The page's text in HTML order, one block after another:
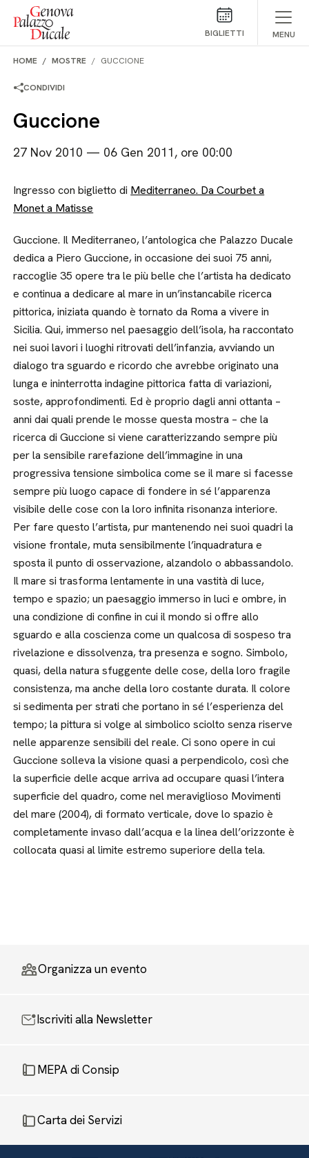
Salta al contenuto
BIGLIETTI MENU
HOME MOSTRE GUCCIONE
CONDIVIDI
Guccione
27 Nov 2010 — 06 Gen 2011, ore 00:00
Ingresso con biglietto di Mediterraneo. Da Courbet a
Monet a Matisse
Guccione. Il Mediterraneo, l’antologica che Palazzo Ducale
dedica a Piero Guccione, in occasione dei suoi 75 anni,
raccoglie 35 opere tra le più belle che l’artista ha dedicato
e continua a dedicare al mare in un’instancabile ricerca
pittorica, iniziata quando è tornato da Roma a vivere in
Sicilia. Qui, immerso nel paesaggio dell’isola, ha raccontato
nei suoi lavori i luoghi ritrovati dell’infanzia, avviando un
dialogo tra sguardo e ricordo che avrebbe originato una
lunga e ininterrotta indagine pittorica fatta di variazioni,
soste, approfondimenti. Ed è proprio dagli anni ottanta –
anni dai quali prende le mosse questa mostra – che la
ricerca di Guccione si viene caratterizzando sempre più
per la sensibile rarefazione dell’immagine in una
progressiva tensione simbolica come se il mare si facesse
sempre più luogo capace di fondere in sé l’apparenza
visibile delle cose con la loro infinita risonanza interiore.
Per fare questo l’artista, pur mantenendo nei suoi quadri la
visione frontale, muta sensibilmente l’inquadratura e
sposta il punto di osservazione, alzandolo o abbassandolo.
Il mare si trasforma lentamente in una vastità di luce,
tempo e spazio; un paesaggio immerso in luci e ombre, in
una condizione di confine in cui il mondo si offre allo
sguardo e alla coscienza come un qualcosa di sospeso tra
rivelazione e dissolvenza, tra presenza e sogno. Simbolo,
quasi, della natura sfuggente delle cose, della loro fragile
consistenza, ma anche della loro costante durata. Il colore
si sedimenta per strati che portano in sé l’esperienza del
tempo; la pittura si volge al simbolico sciolto senza riserve
nelle apparenze sensibili del reale. Ci sono opere in cui
Guccione solleva la visione quasi a perpendicolo, così che
la superficie delle acque arriva ad occupare quasi l’intera
superficie del quadro, come nel meraviglioso Movimenti
del mare (2004), di formato verticale, dove lo spazio è
completamente invaso dall’acqua e la linea dell’orizzonte è
collocata quasi al limite estremo superiore della tela.
Organizza un evento
Iscriviti alla Newsletter
MEPA di Consip
Carta dei Servizi